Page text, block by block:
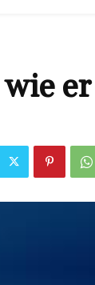
er